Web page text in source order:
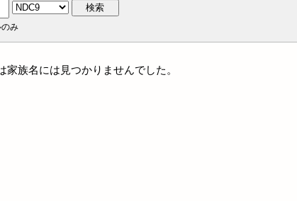
検索
み
家族名には見つかりませんでした。